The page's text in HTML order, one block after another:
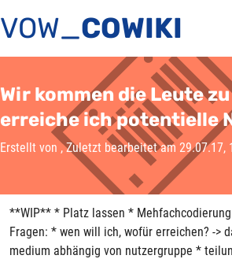
VOW_COWIKI
Wir kommen die Leute
erreiche ich potentielle
Erstellt von , Zuletzt bearbeitet am 29.07.17,
**WIP** * Platz lassen *
Fragen: * wen will ich, wofür erreichen? ->
medium abhängig von nutzergruppe *